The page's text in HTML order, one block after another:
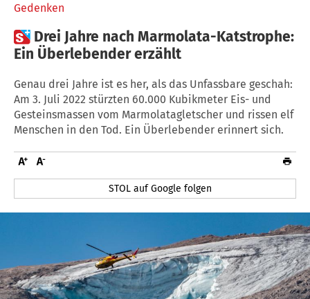
Gedenken
 Drei Jahre nach Marmolata-Katstrophe:
Ein Überlebender erzählt
Genau drei Jahre ist es her, als das Unfassbare geschah:
Am 3. Juli 2022 stürzten 60.000 Kubikmeter Eis- und
Gesteinsmassen vom Marmolatagletscher und rissen elf
Menschen in den Tod. Ein Überlebender erinnert sich.
STOL auf Google folgen